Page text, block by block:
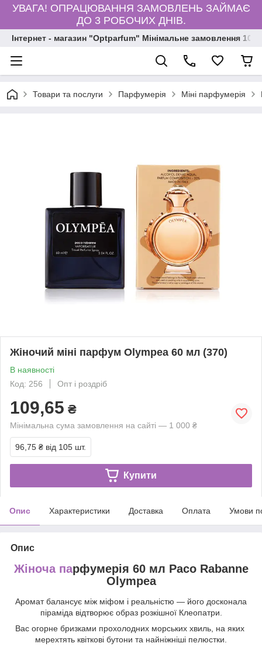
УВАГА! ОПРАЦЮВАННЯ ЗАМОВЛЕНЬ ЗАЙМАЄ
ДО 3 РОБОЧИХ ДНІВ.
Інтернет - магазин "Optparfum" Мінімальне замовлення
Товари та послуги Парфумерія Міні парфумерія
Жіночий міні парфум Olympea 60 мл (370)
В наявності
Код: 256
Опт і роздріб
109,65 ₴
Мінімальна сума замовлення на сайті — 1 000 ₴
96,75 ₴ від 105 шт.
Купити
Опис Характеристики Доставка Оплата Умови
Опис
Жіноча парфумерія 60 мл Paco Rabanne
Olympea
Аромат балансує між міфом і реальністю — його досконала
піраміда відтворює образ розкішної Клеопатри.
Вас огорне бризками прохолодних морських хвиль, на яких
мерехтять квіткові бутони та найніжніші пелюстки.